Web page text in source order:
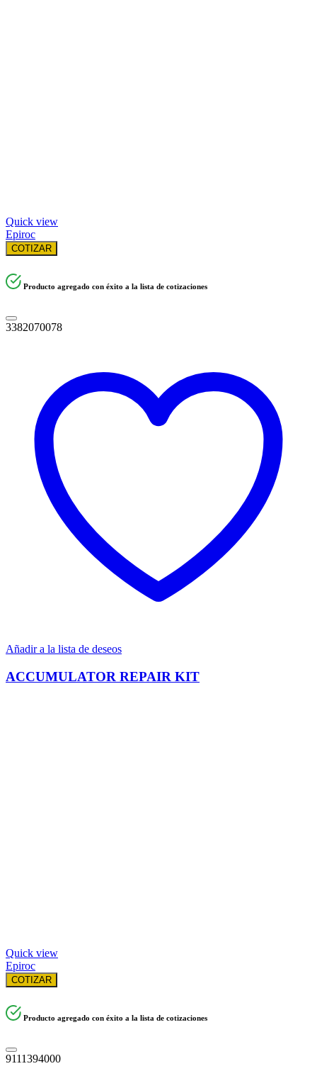
Quick view
Epiroc
COTIZAR
Producto agregado con éxito a la lista de cotizaciones
3382070078
Añadir a la lista de deseos
ACCUMULATOR REPAIR KIT
Quick view
Epiroc
COTIZAR
Producto agregado con éxito a la lista de cotizaciones
9111394000